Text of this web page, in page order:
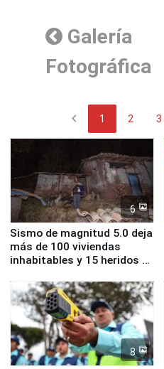
Galería
Fotográfica
chevron_left 1 2 3
6
Sismo de magnitud 5.0 deja
más de 100 viviendas
inhabitables y 15 heridos en
8